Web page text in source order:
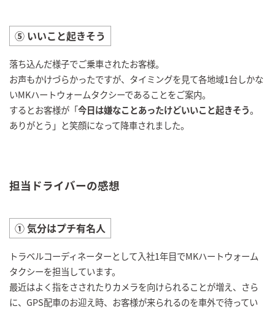
⑤ いいこと起きそう
落ち込んだ様子でご乗車されたお客様。
お声もかけづらかったですが、タイミングを見て各地域1台しかな
いMKハートウォームタクシーであることをご案内。
するとお客様が「今日は嫌なことあったけどいいこと起きそう。
ありがとう」と笑顔になって降車されました。
担当ドライバーの感想
① 気分はプチ有名人
トラベルコーディネーターとして入社1年目でMKハートウォーム
タクシーを担当しています。
最近はよく指をさされたりカメラを向けられることが増え、さら
に、GPS配車のお迎え時、お客様が来られるのを車外で待ってい